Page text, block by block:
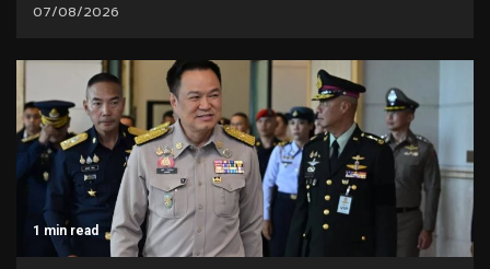
07/08/2026
1 min read